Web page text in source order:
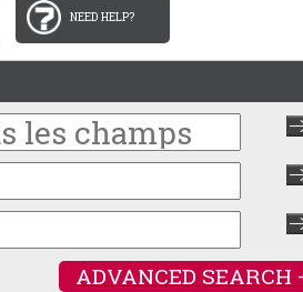
NEED HELP?
ADVANCED SEARCH